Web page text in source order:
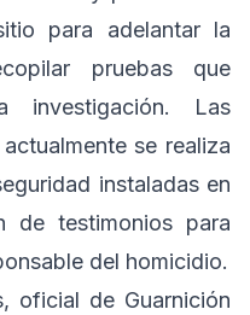
para adelantar la
pruebas que
investigación. Las
se realiza
instaladas en
de testimonios para
del homicidio.
oficial de Guarnición